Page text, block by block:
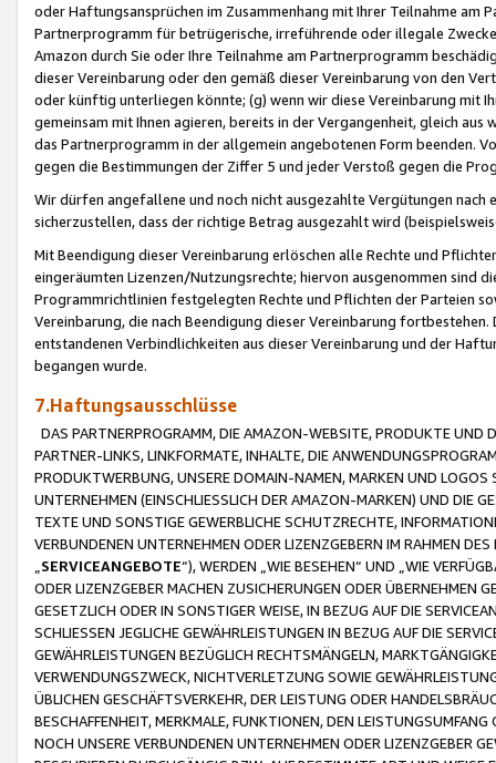
oder Haftungsansprüchen im Zusammenhang mit Ihrer Teilnahme am
Partnerprogramm für betrügerische, irreführende oder illegale
Amazon durch Sie oder Ihre Teilnahme am Partnerprogramm
dieser Vereinbarung oder den gemäß dieser Vereinbarung von den
oder künftig unterliegen könnte; (g) wenn wir diese Vereinbarung mit
gemeinsam mit Ihnen agieren, bereits in der Vergangenheit, gleich
das Partnerprogramm in der allgemein angebotenen Form beenden.
gegen die Bestimmungen der Ziffer 5 und jeder Verstoß gegen die
Wir dürfen angefallene und noch nicht ausgezahlte Vergütungen
sicherzustellen, dass der richtige Betrag ausgezahlt wird
Mit Beendigung dieser Vereinbarung erlöschen alle Rechte und
eingeräumten Lizenzen/Nutzungsrechte; hiervon ausgenommen sind
Programmrichtlinien festgelegten Rechte und Pflichten der Parteien
Vereinbarung, die nach Beendigung dieser Vereinbarung
entstandenen Verbindlichkeiten aus dieser Vereinbarung und der
begangen wurde.
7.Haftungsausschlüsse
DAS PARTNERPROGRAMM, DIE AMAZON-WEBSITE, PRODUKTE UND
PARTNER-LINKS, LINKFORMATE, INHALTE, DIE
PRODUKTWERBUNG, UNSERE DOMAIN-NAMEN, MARKEN UND
UNTERNEHMEN (EINSCHLIESSLICH DER AMAZON-MARKEN) UND DIE
TEXTE UND SONSTIGE GEWERBLICHE SCHUTZRECHTE,
VERBUNDENEN UNTERNEHMEN ODER LIZENZGEBERN IM RAHMEN
SERVICEANGEBOTE“), WERDEN „WIE BESEHEN“ UND „WIE
ODER LIZENZGEBER MACHEN ZUSICHERUNGEN ODER ÜBERNEHMEN
GESETZLICH ODER IN SONSTIGER WEISE, IN BEZUG AUF DIE
SCHLIESSEN JEGLICHE GEWÄHRLEISTUNGEN IN BEZUG AUF DIE
GEWÄHRLEISTUNGEN BEZÜGLICH RECHTSMÄNGELN,
VERWENDUNGSZWECK, NICHTVERLETZUNG SOWIE
ÜBLICHEN GESCHÄFTSVERKEHR, DER LEISTUNG ODER
BESCHAFFENHEIT, MERKMALE, FUNKTIONEN, DEN
NOCH UNSERE VERBUNDENEN UNTERNEHMEN ODER LIZENZGEBER